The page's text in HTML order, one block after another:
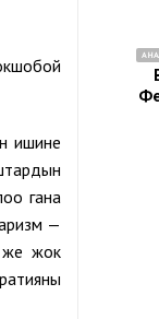
ишине
гана
—
же жок